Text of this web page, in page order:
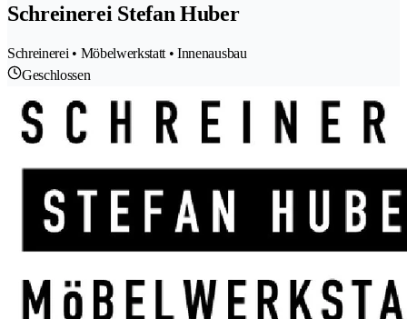
Schreinerei Stefan Huber
Schreinerei • Möbelwerkstatt • Innenausbau
Geschlossen